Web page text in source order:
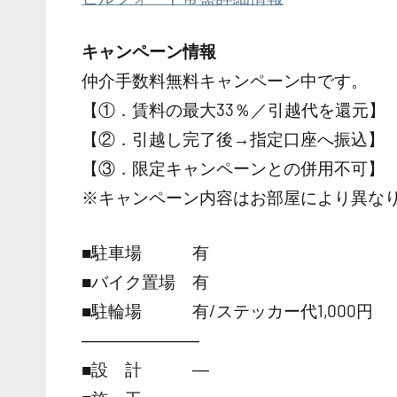
キャンペーン情報
仲介手数料無料キャンペーン中です。
【①．賃料の最大33％／引越代を還元】
【②．引越し完了後→指定口座へ振込】
【③．限定キャンペーンとの併用不可】
※キャンペーン内容はお部屋により異な
■駐車場 有
■バイク置場 有
■駐輪場 有/ステッカー代1,000円
―――――――
■設 計 ―